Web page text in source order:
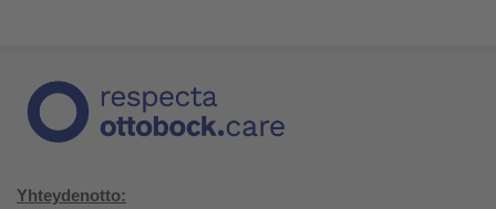
Yhteydenotto: